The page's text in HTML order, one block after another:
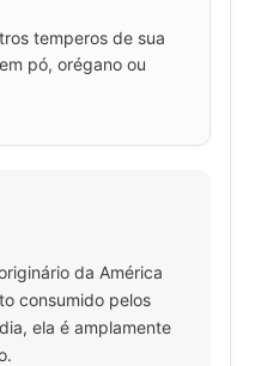
temperos de sua
pó, orégano ou
da América
consumido pelos
ela é amplamente